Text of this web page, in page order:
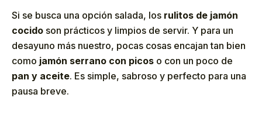
Si se busca una opción salada, los rulitos de jamón
cocido son prácticos y limpios de servir. Y para un
desayuno más nuestro, pocas cosas encajan tan bien
como jamón serrano con picos o con un poco de
pan y aceite. Es simple, sabroso y perfecto para una
pausa breve.